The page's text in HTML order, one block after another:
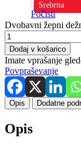
Srebrna
Počisti
Dvobavni žepni
Dodaj v košarico
Imate vprašanje
Povpraševanje
Opis Dodatne
Opis